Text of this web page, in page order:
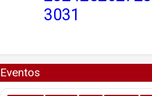
3031
Eventos